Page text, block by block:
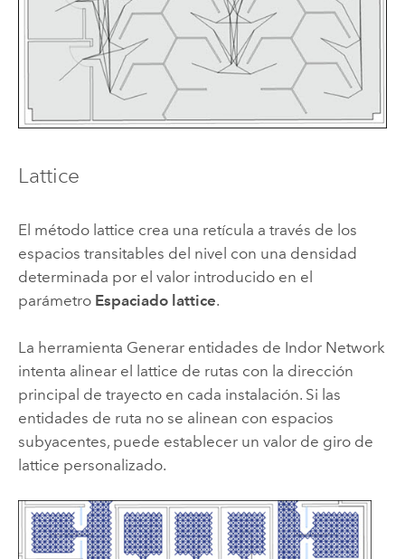
Lattice
El método lattice crea una retícula a través de los
espacios transitables del nivel con una densidad
determinada por el valor introducido en el
parámetro Espaciado lattice.
La herramienta Generar entidades de Indor Network
intenta alinear el lattice de rutas con la dirección
principal de trayecto en cada instalación. Si las
entidades de ruta no se alinean con espacios
subyacentes, puede establecer un valor de giro de
lattice personalizado.